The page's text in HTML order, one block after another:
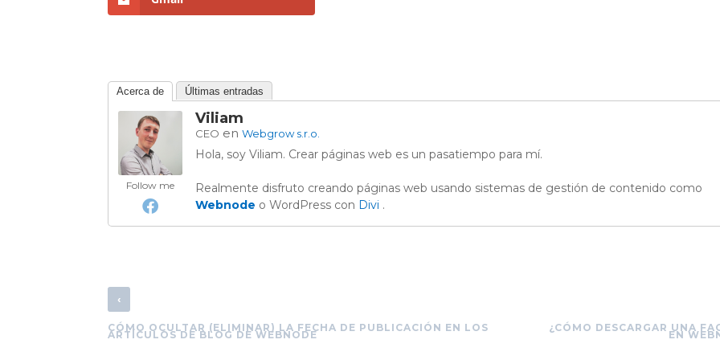
Acerca de Últimas entradas
Follow me
Viliam
CEO enWebgrow s.r.o.
Hola, soy Viliam. Crear páginas web es un pasatiempo para mí.
Realmente disfruto creando páginas web usando sistemas de gestión de contenido como
Webnode o WordPress con Divi .
‹
CÓMO OCULTAR (ELIMINAR) LA FECHA DE PUBLICACIÓN EN LOS
ARTÍCULOS DE BLOG DE WEBNODE
¿CÓMO DESCARGAR UNA
EN